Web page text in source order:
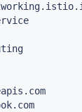
VirtualService
routing